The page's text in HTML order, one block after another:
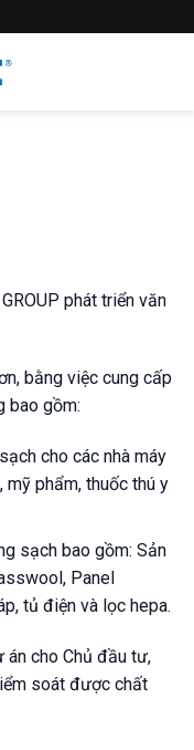
phát triển văn
bằng việc cung cấp
bao gồm:
cho các nhà máy
phẩm, thuốc thú y
sạch bao gồm: Sản
Panel
tủ điện và lọc hepa.
cho Chủ đầu tư,
soát được chất